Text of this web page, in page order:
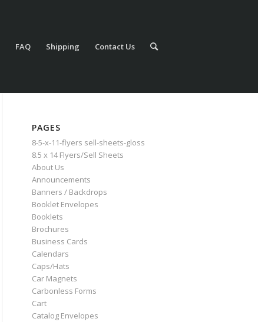
FAQ Shipping Contact Us
PAGES
8-5-x-11-flyers sell-sheets-gloss
8.5 x 14 Flyers/Sell Sheets
About Us
Announcements
Banners / Backdrops
Booklet Envelopes
Booklets
Brochures
Business Cards
Calendars
Caps/Hats
Car Magnets
Carbonless Forms
Cart
Catalog Envelopes